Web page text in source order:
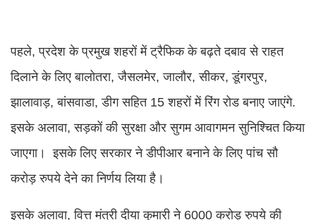
पहले, प्रदेश के प्रमुख शहरों में ट्रैफिक के बढ़ते दबाव से राहत
दिलाने के लिए बालोतरा, जैसलमेर, जालौर, सीकर, डूंगरपुर,
झालावाड़, बांसवाडा, डीग सहित 15 शहरों में रिंग रोड बनाए जाएंगे.
इसके अलावा, सड़कों की सुरक्षा और सुगम आवागमन सुनिश्चित किया
जाएगा। इसके लिए सरकार ने डीपीआर बनाने के लिए पांच सौ
करोड़ रुपये देने का निर्णय लिया है।
इसके अलावा, वित्त मंत्री दीया कुमारी ने 6000 करोड़ रुपये की